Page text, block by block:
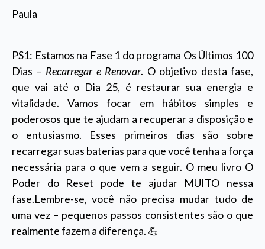
Paula
PS1: Estamos na Fase 1 do programa Os Últimos 100
Dias – Recarregar e Renovar. O objetivo desta fase,
que vai até o Dia 25, é restaurar sua energia e
vitalidade. Vamos focar em hábitos simples e
poderosos que te ajudam a recuperar a disposição e
o entusiasmo. Esses primeiros dias são sobre
recarregar suas baterias para que você tenha a força
necessária para o que vem a seguir. O meu livro O
Poder do Reset pode te ajudar MUITO nessa
fase.Lembre-se, você não precisa mudar tudo de
uma vez – pequenos passos consistentes são o que
realmente fazem a diferença. 💪